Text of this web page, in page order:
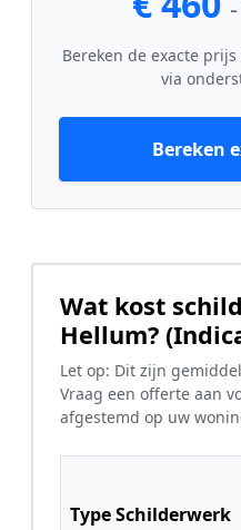
-
Bereken de exacte
via
Bereken
Wat kost
Hellum?
Let op: Dit zijn
Vraag een offerte aan
afgestemd op uw
Type Schilderwerk